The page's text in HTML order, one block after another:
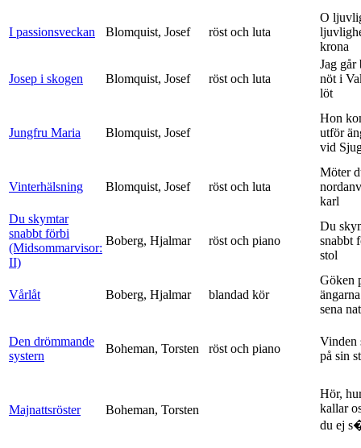
I passionsveckan Blomquist, Josef röst och luta
O
krona
Josep i skogen Blomquist, Josef röst och luta
Jag går
nöt i
löt
Jungfru Maria Blomquist, Josef
Hon
utför
vid
Vinterhälsning Blomquist, Josef röst och luta
Möter
karl
Du skymtar
snabbt förbi
(Midsommarvisor:
II)
Boberg, Hjalmar röst och piano
Du
snabbt
stol
Vårlåt Boberg, Hjalmar blandad kör
Göken
sena
Den drömmande
systern
Boheman, Torsten röst och piano
Vinden
på sin
Majnattsröster Boheman, Torsten
Hör,
kallar
du ej